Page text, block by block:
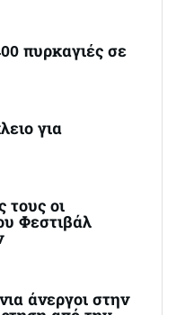
πυρκαγιές σε
για
τους οι
Φεστιβάλ
άνεργοι στην